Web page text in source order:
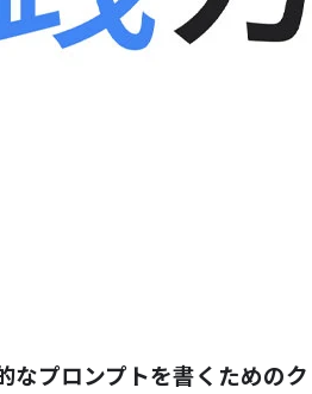
なプロンプトを書く ためのク